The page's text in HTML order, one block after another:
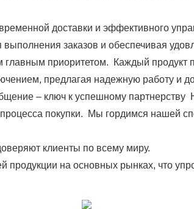
доставки и эффективного
заказов и обеспечивая
приоритетом. Каждый продукт
предлагая надежную работу и
– ключ к успешному партнерству
покупки. Мы гордимся нашей
клиенты по всему миру.
продукции на основных рынках, что